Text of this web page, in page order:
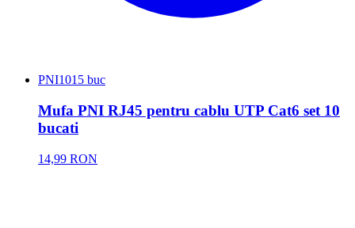
PNI1015 buc
Mufa PNI RJ45 pentru cablu UTP Cat6 set 10
bucati
14,99 RON